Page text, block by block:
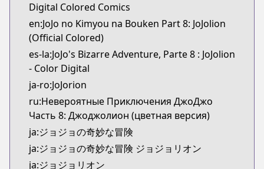
Digital Colored Comics
en:JoJo no Kimyou na Bouken Part 8: JoJolion
(Official Colored)
es-la:JoJo's Bizarre Adventure, Parte 8 : JoJolion
- Color Digital
ja-ro:JoJorion
ru:Невероятные Приключения ДжоДжо
Часть 8: Джоджолион (цветная версия)
ja:ジョジョの奇妙な冒険
ja:ジョジョの奇妙な冒険 ジョジョリオン
ja:ジョジョリオン